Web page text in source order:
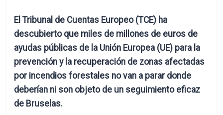
El Tribunal de Cuentas Europeo (TCE) ha
descubierto que miles de millones de euros de
ayudas públicas de la Unión Europea (UE) para la
prevención y la recuperación de zonas afectadas
por incendios forestales no van a parar donde
deberían ni son objeto de un seguimiento eficaz
de Bruselas.